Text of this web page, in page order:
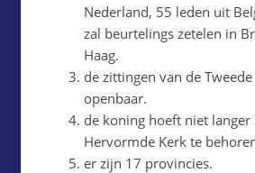
Nederland, 55 leden uit
zal beurtelings zetelen in
Haag.
de zittingen van de
openbaar.
de koning hoeft niet
Hervormde Kerk te
er zijn 17 provincies.